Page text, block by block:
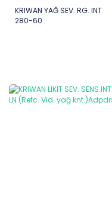
KRIWAN YAĞ SEV. RG. INT
280-60